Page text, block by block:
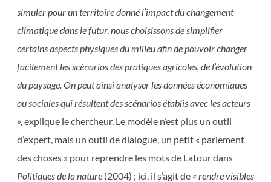
simuler pour un territoire donné l’impact du changement
climatique dans le futur, nous choisissons de simplifier
certains aspects physiques du milieu afin de pouvoir changer
facilement les scénarios des pratiques agricoles, de l’évolution
du paysage. On peut ainsi analyser les données économiques
ou sociales qui résultent des scénarios établis avec les acteurs
», explique le chercheur. Le modèle n’est plus un outil
d’expert, mais un outil de dialogue, un petit « parlement
des choses » pour reprendre les mots de Latour dans
Politiques de la nature(2004) ; ici, il s’agit de « rendre visibles